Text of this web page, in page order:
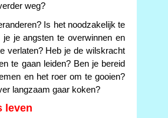
weg?
Is het noodzakelijk te
je je angsten te overwinnen en
verlaten? Heb je de wilskracht
te gaan leiden? Ben je bereid
en het roer om te gooien?
langzaam gaar koken?
leven